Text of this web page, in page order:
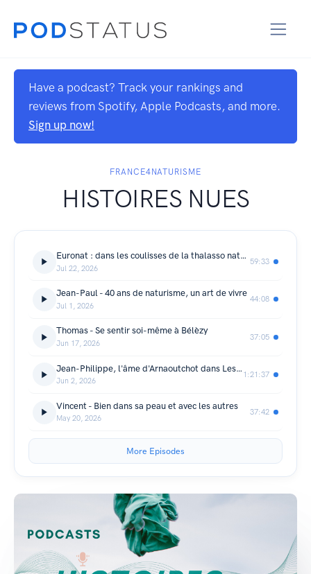
Have a podcast? Track your rankings and
reviews from Spotify, Apple Podcasts, and more.
Sign up now!
FRANCE4NATURISME
HISTOIRES NUES
Euronat : dans les coulisses de la thalasso naturiste avec le Dr Hélène Lacroix
Jul 22, 2026
59:33
Jean-Paul - 40 ans de naturisme, un art de vivre
Jul 1, 2026
44:08
Thomas - Se sentir soi-même à Bélèzy
Jun 17, 2026
37:05
Jean-Philippe, l'âme d'Arnaoutchot dans Les Landes
Jun 2, 2026
1:21:37
Vincent - Bien dans sa peau et avec les autres
May 20, 2026
37:42
More Episodes